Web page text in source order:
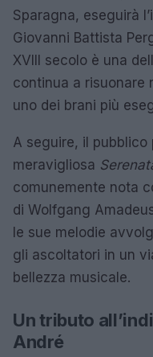
Sparagna, eseguirà
Giovanni Battista
XVIII secolo è una
continua a risuonare
uno dei brani più
A seguire, il
meravigliosa
comunemente nota
di Wolfgang
le sue melodie
gli ascoltatori in un
bellezza musicale.
Un tributo
André